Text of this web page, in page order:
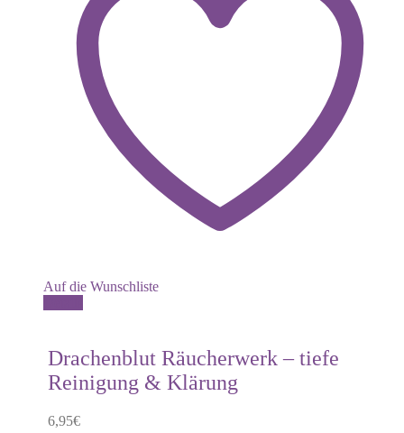
Auf die Wunschliste
Drachenblut Räucherwerk – tiefe
Reinigung & Klärung
6,95€